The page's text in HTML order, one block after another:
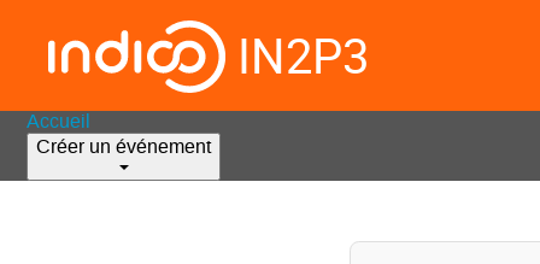
IN2P3
Accueil
Créer un événement